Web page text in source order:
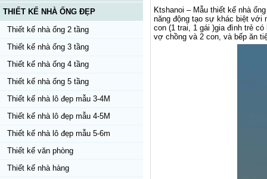
THIẾT KẾ NHÀ ỐNG ĐẸP
Thiết kế nhà ống 2 tầng
Thiết kế nhà ống 3 tầng
Thiết kế nhà ống 4 tầng
Thiết kế nhà ống 5 tầng
Thiết kế nhà lô đẹp mẫu 3-4M
Thiết kế nhà lô đẹp mẫu 4-5M
Thiết kế nhà lô đẹp mẫu 5-6m
Thiết kế văn phòng
Thiết kế nhà hàng
Ktshanoi – Mẫu thiết kế nhà
năng động tạo sự khác biệt với
con (1 trai, 1 gái )gia đình trẻ
vợ chồng và 2 con, và bếp ăn